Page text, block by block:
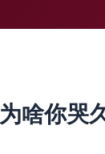
为啥你哭